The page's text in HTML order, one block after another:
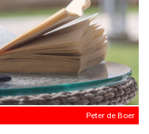
Peter de Boer